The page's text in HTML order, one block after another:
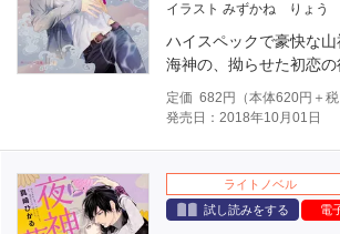
イラスト みずかね りょう
ハイスペックで豪快な
海神の、拗らせた初恋の
定価 682 円（本体620円＋税
発売日：2018年10月01日
ライトノベル
試し読みをする
電